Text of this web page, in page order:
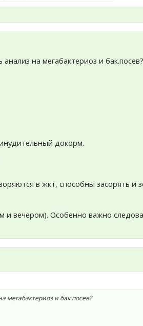
на мегабактериоз и бак.посев?
докорм.
в жкт, способны засорять и
вечером). Особенно важно
мегабактериоз и бак.посев?